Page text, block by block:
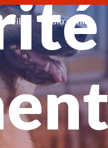
Maître chien